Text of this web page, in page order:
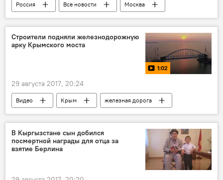
Россия Все новости
Москва
суд
драка
Хованское кладбище
Таджикистан
Строители подняли железнодорожную
арку Крымского моста
1:02
29 августа 2017, 20:24
Видео Крым
железная дорога
Россия
Строительство
В Кыргызстане сын добился
посмертной награды для отца за
взятие Берлина